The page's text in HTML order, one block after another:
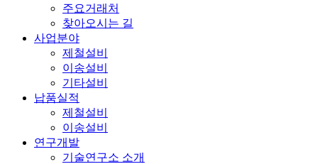
주요거래처
찾아오시는 길
사업분야
제철설비
이송설비
기타설비
납품실적
제철설비
이송설비
연구개발
기술연구소 소개